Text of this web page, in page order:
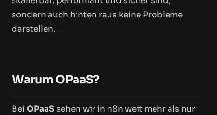
sondern auch hinten raus keine Probleme
darstellen.
Warum OPaaS?
Bei OPaaS sehen wir in n8n weit mehr als nur